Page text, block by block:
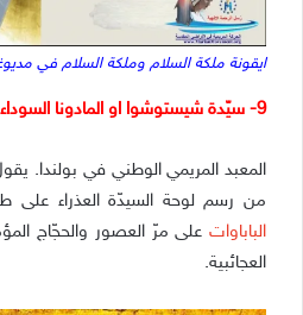
ايقونة ملكة السلام وملكة السلام في
9- سيّدة شيستوشوا او المادونا السوداء –
المعبد المريمي الوطني في بولندا.
من رسم لوحة السيدّة العذراء
الباباوات على مرّ العصور والحجّاج
العجائبية.